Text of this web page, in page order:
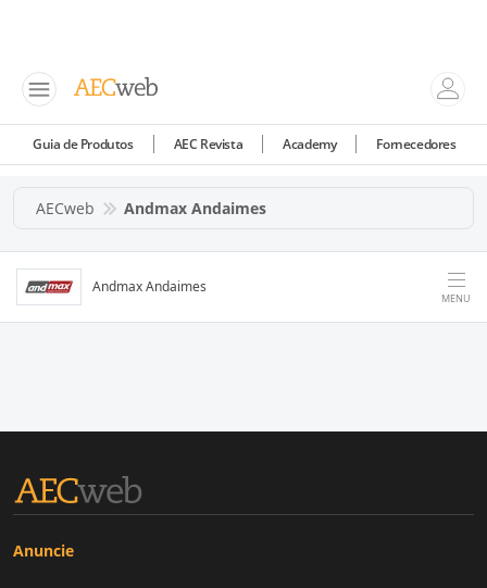
Guia de Produtos AEC Revista Academy Fornecedores
AECweb Andmax Andaimes
Andmax Andaimes
MENU
Anuncie